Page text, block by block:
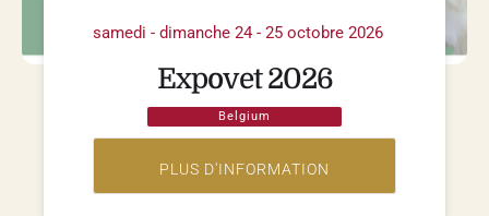
samedi - dimanche 24 - 25 octobre 2026
Expovet 2026
Belgium